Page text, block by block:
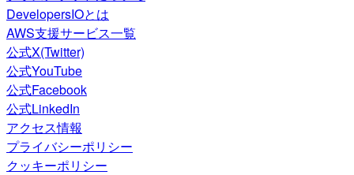
DevelopersIOとは
AWS支援サービス一覧
公式X(Twitter)
公式YouTube
公式Facebook
公式LinkedIn
アクセス情報
プライバシーポリシー
クッキーポリシー